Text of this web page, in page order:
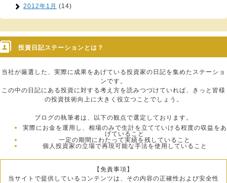
2012年1月 (14)
投資日記ステーションとは？
当社が厳選した、実際に成果をあげている投資家の日記を集めたステーショ
ンです。
この中の日記にある投資に対する考え方を読みつづけていれば、きっと皆様
の投資技術向上に大きく役立つことでしょう。
ブログの執筆者は、以下の観点で選定しております。
実際にお金を運用し、相場のみで生計を立てていける程度の収益をあ
げていること
一定の期間にわたって実績を残していること
個人投資家の立場で再現可能な手法を使用していること
【免責事項】
当サイトで提供しているコンテンツは、その内容の正確性および安全性